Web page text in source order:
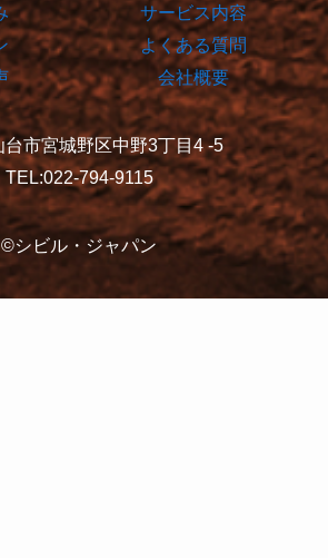
サービス内容
よくある質問
会社概要
台市宮城野区中野3丁目4 -5
TEL:022-794-9115
©シビル・ジャパン